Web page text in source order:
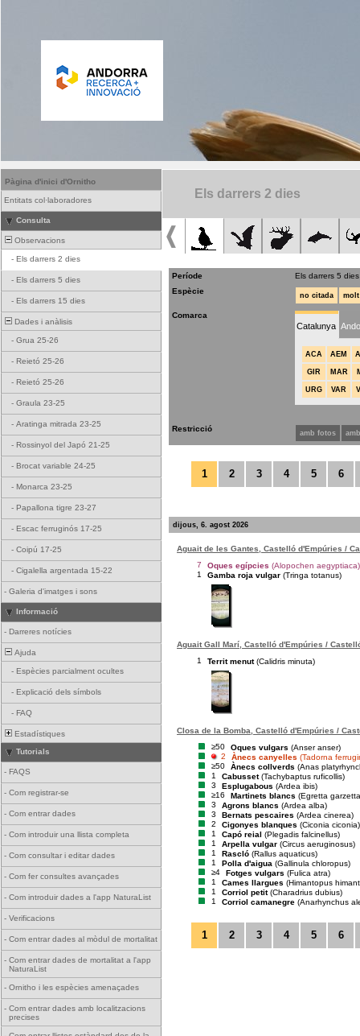
Pàgina d'inici d'Ornitho
Entitats col·laboradores
Consulta
Observacions
- Els darrers 2 dies
- Els darrers 5 dies
- Els darrers 15 dies
Dades i anàlisis
- Grua 25-26
- Reietó 25-26
- Reietó 25-26
- Graula 23-25
- Aratinga mitrada 23-25
- Rossinyol del Japó 21-25
- Brocat variable 24-25
- Monarca 23-25
- Papallona tigre 23-27
- Escac ferruginós 17-25
- Coipú 17-25
- Cigalella argentada 15-22
- Galeria d'imatges i sons
Informació
- Darreres notícies
Ajuda
- Espècies parcialment ocultes
- Explicació dels símbols
- FAQ
Estadístiques
Tutorials
- FAQS
- Com registrar-se
- Com entrar dades
- Com introduir una llista completa
- Com consultar i editar dades
- Com fer consultes avançades
- Com introduir dades a l'app NaturaList
- Verificacions
- Com entrar dades al mòdul de mortalitat
- Com entrar dades de mortalitat a l'app
NaturaList
- Ornitho i les espècies amenaçades
- Com entrar dades amb localitzacions
precises
Els darrers 2 dies
Període
Els darrers 5 dies
Espècie
no citada
Comarca
Catalunya
ACA AEM
GIR MAR
URG VAR
Restricció amb fotos
1 2 3 4 5 6
dijous, 6. agost 2026
Aguait de les Gantes, Castelló d'Empúries /
7
Oques egípcies (Alopochen aegyptiaca)
1
Gamba roja vulgar (Tringa totanus)
Aguait Gall Marí, Castelló d'Empúries /
1
Territ menut (Calidris minuta)
Closa de la Bomba, Castelló d'Empúries /
≥50
Oques vulgars (Anser anser)
2
Ànecs canyelles (Tadorna
≥50
Ànecs collverds (Anas
1
Cabusset (Tachybaptus ruficollis)
3
Esplugabous (Ardea ibis)
≥16
Martinets blancs (Egretta
3
Agrons blancs (Ardea alba)
3
Bernats pescaires (Ardea cinerea)
2
Cigonyes blanques (Ciconia ciconia)
1
Capó reial (Plegadis falcinellus)
1
Arpella vulgar (Circus aeruginosus)
1
Rascló (Rallus aquaticus)
1
Polla d'aigua (Gallinula chloropus)
≥4
Fotges vulgars (Fulica atra)
1
Cames llargues (Himantopus
1
Corriol petit (Charadrius dubius)
1
Corriol camanegre (Anarhynchus
1 2 3 4 5 6